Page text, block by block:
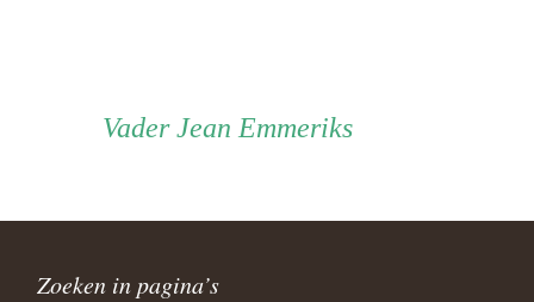
VaderVader
Jean Emmeriks
Zoeken in pagina’s